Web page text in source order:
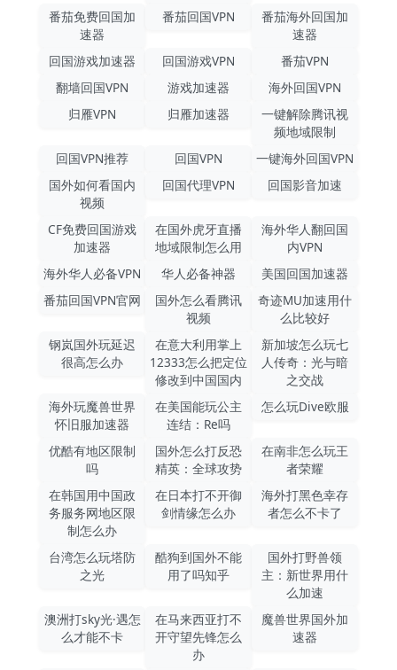
番茄免费回国加
速器
番茄回国VPN
番茄海外回国加
速器
回国游戏加速器
回国游戏VPN
番茄VPN
翻墙回国VPN
游戏加速器
海外回国VPN
归雁VPN
归雁加速器
一键解除腾讯视
频地域限制
回国VPN推荐
回国VPN
一键海外回国VPN
国外如何看国内
视频
回国代理VPN 回国影音加速
CF免费回国游戏
加速器
在国外虎牙直播
地域限制怎么用
海外华人翻回国
内VPN
海外华人必备VPN
华人必备神器
美国回国加速器
番茄回国VPN官网
国外怎么看腾讯
视频
奇迹MU加速用什
么比较好
钢岚国外玩延迟
很高怎么办
在意大利用掌上
12333怎么把定位
修改到中国国内
新加坡怎么玩七
人传奇：光与暗
之交战
海外玩魔兽世界
怀旧服加速器
在美国能玩公主
连结：Re吗
怎么玩Dive欧服
优酷有地区限制
吗
国外怎么打反恐
精英：全球攻势
在南非怎么玩王
者荣耀
在韩国用中国政
务服务网地区限
制怎么办
在日本打不开御
剑情缘怎么办
海外打黑色幸存
者怎么不卡了
台湾怎么玩塔防
之光
酷狗到国外不能
用了吗知乎
国外打野兽领
主：新世界用什
么加速
澳洲打sky光·遇怎
么才能不卡
在马来西亚打不
开守望先锋怎么
办
魔兽世界国外加
速器